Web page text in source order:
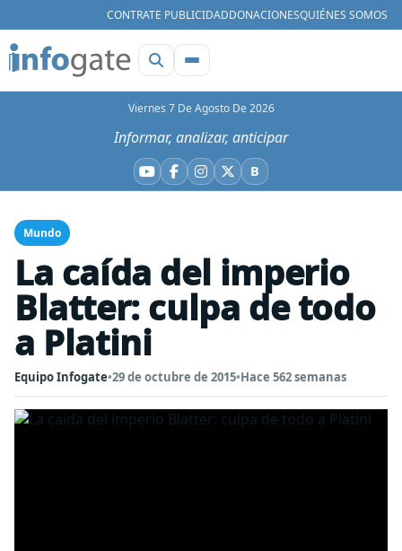
CONTRATE PUBLICIDADDONACIONESQUIÉNES SOMOS
Viernes 7 De Agosto De 2026
Informar, analizar, anticipar
YouTube
Facebook
Instagram
X BBluesky
Mundo
La caída del imperio
Blatter: culpa de todo
a Platini
Equipo Infogate•29 de octubre de 2015•Hace 562 semanas